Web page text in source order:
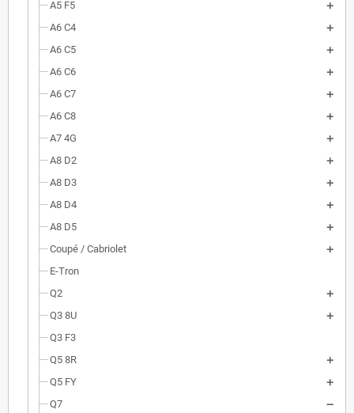
A5 F5
A6 C4
A6 C5
A6 C6
A6 C7
A6 C8
A7 4G
A8 D2
A8 D3
A8 D4
A8 D5
Coupé / Cabriolet
E-Tron
Q2
Q3 8U
Q3 F3
Q5 8R
Q5 FY
Q7